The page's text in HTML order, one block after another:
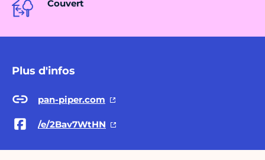
Couvert
Plus d'infos
pan-piper.com
/e/2Bav7WtHN